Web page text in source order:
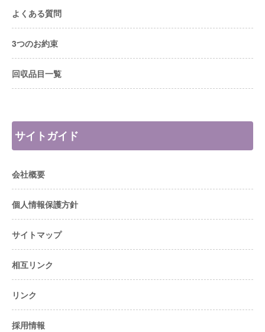
よくある質問
3つのお約束
回収品目一覧
サイトガイド
会社概要
個人情報保護方針
サイトマップ
相互リンク
リンク
採用情報